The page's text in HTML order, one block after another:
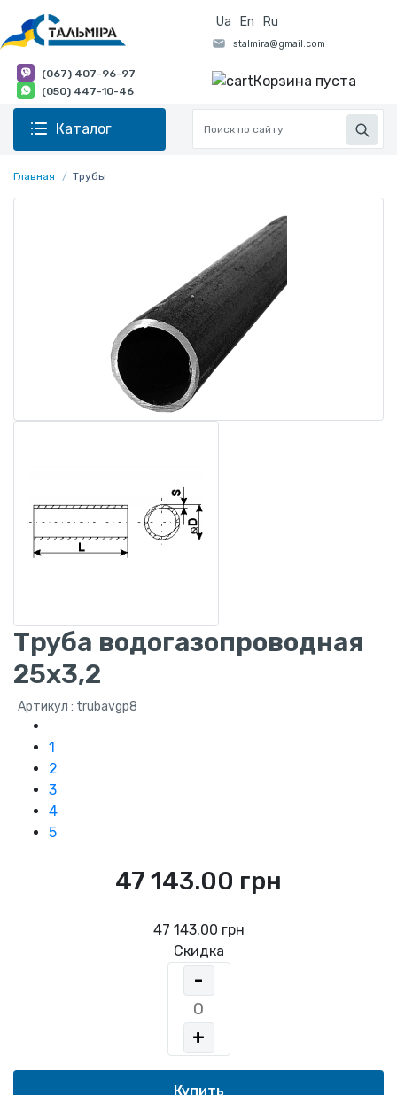
Ua En Ru
(067) 407-96-97
(050) 447-10-46
Корзина пуста
Каталог
Главная Трубы
Труба водогазопроводная
25x3,2
Артикул : trubavgp8
1
2
3
4
5
47 143.00 грн
47 143.00 грн
Скидка
-
+